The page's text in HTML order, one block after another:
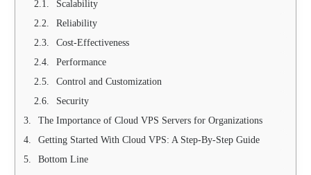
Scalability
Reliability
Cost-Effectiveness
Performance
Control and Customization
Security
The Importance of Cloud VPS Servers for Organizations
Getting Started With Cloud VPS: A Step-By-Step Guide
Bottom Line